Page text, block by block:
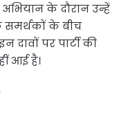
के दौरान उन्हें
समर्थकों के बीच
दावों पर पार्टी की
आई है।